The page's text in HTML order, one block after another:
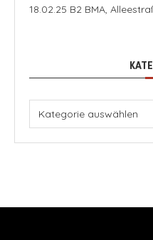
18.02.25 B2 BMA,